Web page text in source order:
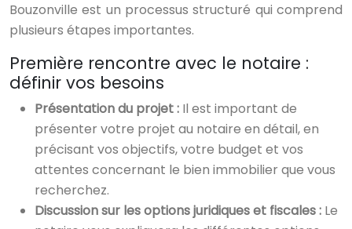
Bouzonville est un processus structuré qui comprend
plusieurs étapes importantes.
Première rencontre avec le notaire :
définir vos besoins
Présentation du projet : Il est important de
présenter votre projet au notaire en détail, en
précisant vos objectifs, votre budget et vos
attentes concernant le bien immobilier que vous
recherchez.
Discussion sur les options juridiques et fiscales : Le